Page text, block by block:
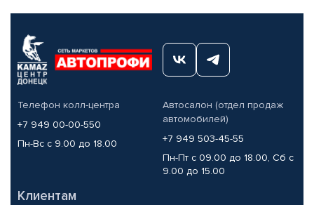
Телефон колл-центра
+7 949 00-00-550
Пн-Вс с 9.00 до 18.00
Автосалон (отдел продаж
автомобилей)
+7 949 503-45-55
Пн-Пт с 09.00 до 18.00, Сб с
9.00 до 15.00
Клиентам